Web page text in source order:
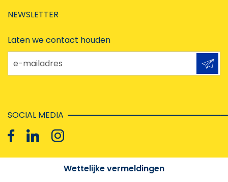
NEWSLETTER
Laten we contact houden
e-mailadres
SOCIAL MEDIA
Wettelijke vermeldingen